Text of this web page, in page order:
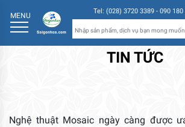
MENU Tel: (028) 3720 3389 - 090 180
TIN TỨC
Nghệ thuật Mosaic ngày càng được